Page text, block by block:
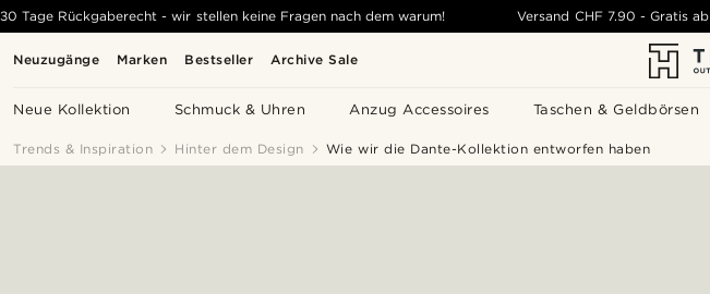
Neuzugänge Marken Bestseller Archive Sale
Neue Kollektion Schmuck & Uhren Anzug Accessoires Taschen & Geldbörsen
30 Tage Rückgaberecht - wir stellen keine Fragen nach dem warum! Versand CHF 7.90 - Gratis ab
Trends & Inspiration Hinter dem Design Wie wir die Dante-Kollektion entworfen haben